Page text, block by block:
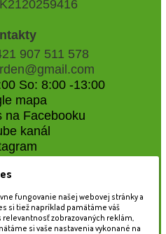
907 511 578
So: 8:00 -13:00
mapa
na Facebooku
kanál
centrum
fungovanie našej webovej stránky a
si tiež napríklad pamätáme váš
relevantnosť zobrazovaných reklám,
si vaše nastavenia vykonané na